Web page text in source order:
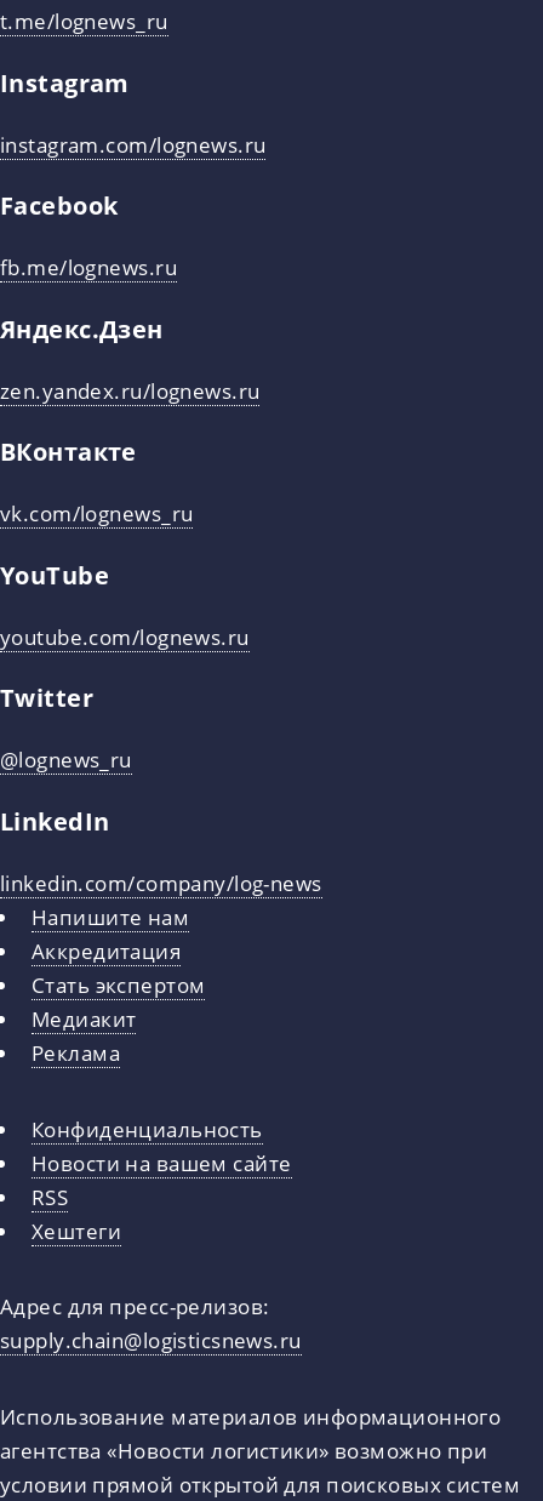
t.me/lognews_ru
Instagram
instagram.com/lognews.ru
Facebook
fb.me/lognews.ru
Яндекс.Дзен
zen.yandex.ru/lognews.ru
ВКонтакте
vk.com/lognews_ru
YouTube
youtube.com/lognews.ru
Twitter
@lognews_ru
LinkedIn
linkedin.com/company/log-news
Напишите нам
Аккредитация
Стать экспертом
Медиакит
Реклама
Конфиденциальность
Новости на вашем сайте
RSS
Хештеги
Адрес для пресс-релизов:
supply.chain@logisticsnews.ru
Использование материалов информационного
агентства «Новости логистики» возможно при
условии прямой открытой для поисковых систем